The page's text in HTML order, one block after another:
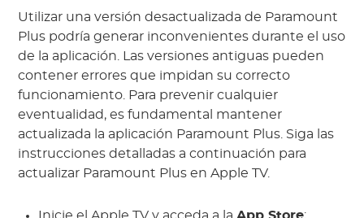
Utilizar una versión desactualizada de Paramount
Plus podría generar inconvenientes durante el uso
de la aplicación. Las versiones antiguas pueden
contener errores que impidan su correcto
funcionamiento. Para prevenir cualquier
eventualidad, es fundamental mantener
actualizada la aplicación Paramount Plus. Siga las
instrucciones detalladas a continuación para
actualizar Paramount Plus en Apple TV.